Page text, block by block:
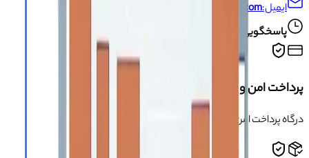
ایمیل:info@asangsm.com
پاسخگویی تلفنی از شنبه تا پنجشنبه ساعت ۱۰ الی ۱۹
پرداخت امن و مطمئن
درگاه پرداخت امن و دارای مجوز اینماد